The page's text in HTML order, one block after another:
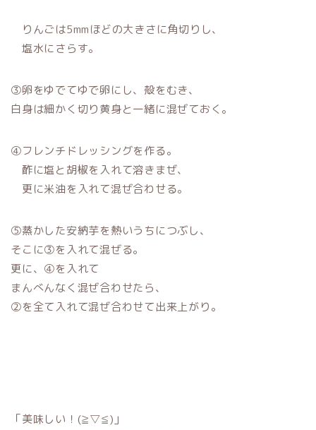
りんごは5mmほどの大きさに角切りし、
塩水にさらす。
③卵をゆでてゆで卵にし、殻をむき、
白身は細かく切り黄身と一緒に混ぜておく。
④フレンチドレッシングを作る。
酢に塩と胡椒を入れて溶きまぜ、
更に米油を入れて混ぜ合わせる。
➄蒸かした安納芋を熱いうちにつぶし、
そこに③を入れて混ぜる。
更に、④を入れて
まんべんなく混ぜ合わせたら、
②を全て入れて混ぜ合わせて出来上がり。
「美味しい！(≧▽≦)」